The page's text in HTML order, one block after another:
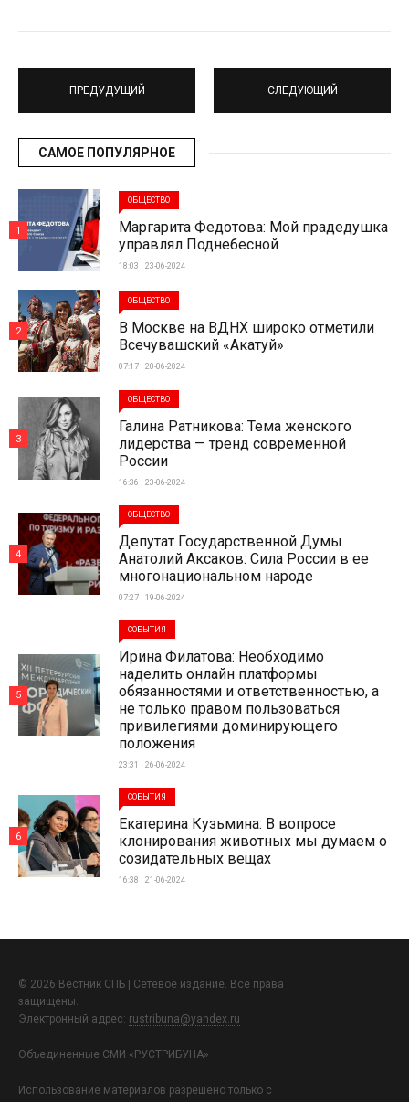
ПРЕДУДУЩИЙ СЛЕДУЮЩИЙ
САМОЕ ПОПУЛЯРНОЕ
ОБЩЕСТВО
Маргарита Федотова: Мой прадедушка
управлял Поднебесной
18:03 | 23-06-2024
1
ОБЩЕСТВО
В Москве на ВДНХ широко отметили
Всечувашский «Акатуй»
07:17 | 20-06-2024
2
ОБЩЕСТВО
Галина Ратникова: Тема женского
лидерства — тренд современной
России
16:36 | 23-06-2024
3
ОБЩЕСТВО
Депутат Государственной Думы
Анатолий Аксаков: Сила России в ее
многонациональном народе
07:27 | 19-06-2024
4
СОБЫТИЯ
Ирина Филатова: Необходимо
наделить онлайн платформы
обязанностями и ответственностью, а
не только правом пользоваться
привилегиями доминирующего
положения
23:31 | 26-06-2024
5
СОБЫТИЯ
Екатерина Кузьмина: В вопросе
клонирования животных мы думаем о
созидательных вещах
16:38 | 21-06-2024
6
© 2026 Вестник СПБ | Сетевое издание. Все права
защищены.
Электронный адрес: rustribuna@yandex.ru
Объединенные СМИ «РУСТРИБУНА»
Использование материалов разрешено только с